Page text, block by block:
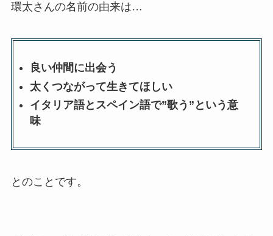
環太さんの名前の由来は…
良い仲間に出会う
太くつながって生きてほしい
イタリア語とスペイン語で”歌う”という意
味
とのことです。